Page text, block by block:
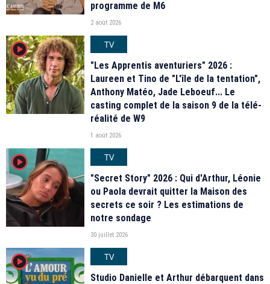
programme de M6
2 août 2026
player2
TV
"Les Apprentis aventuriers" 2026 :
Laureen et Tino de "L'île de la tentation",
Anthony Matéo, Jade Leboeuf... Le
casting complet de la saison 9 de la télé-
réalité de W9
1 août 2026
player2
TV
"Secret Story" 2026 : Qui d'Arthur, Léonie
ou Paola devrait quitter la Maison des
secrets ce soir ? Les estimations de
notre sondage
30 juillet 2026
player2
TV
Studio Danielle et Arthur débarquent dans